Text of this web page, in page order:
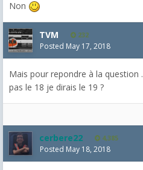
Non
TVM 232
Posted May 17, 2018
Mais pour repondre à la question
pas le 18 je dirais le 19 ?
cerbere22 4,385
Posted May 18, 2018